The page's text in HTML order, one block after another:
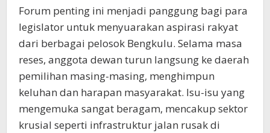
Forum penting ini menjadi panggung bagi para
legislator untuk menyuarakan aspirasi rakyat
dari berbagai pelosok Bengkulu. Selama masa
reses, anggota dewan turun langsung ke daerah
pemilihan masing-masing, menghimpun
keluhan dan harapan masyarakat. Isu-isu yang
mengemuka sangat beragam, mencakup sektor
krusial seperti infrastruktur jalan rusak di